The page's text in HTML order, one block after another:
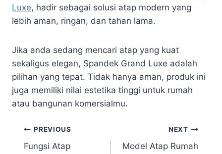
Luxe, hadir sebagai solusi atap modern yang
lebih aman, ringan, dan tahan lama.
Jika anda sedang mencari atap yang kuat
sekaligus elegan, Spandek Grand Luxe adalah
pilihan yang tepat. Tidak hanya aman, produk ini
juga memiliki nilai estetika tinggi untuk rumah
atau bangunan komersialmu.
PREVIOUS
Fungsi Atap
NEXT
Model Atap Rumah